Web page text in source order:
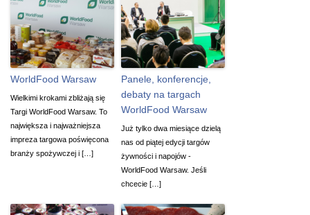
WorldFood Warsaw
Wielkimi krokami zbliżają się
Targi WorldFood Warsaw. To
największa i najważniejsza
impreza targowa poświęcona
branży spożywczej i […]
Panele, konferencje,
debaty na targach
WorldFood Warsaw
Już tylko dwa miesiące dzielą
nas od piątej edycji targów
żywności i napojów -
WorldFood Warsaw. Jeśli
chcecie […]